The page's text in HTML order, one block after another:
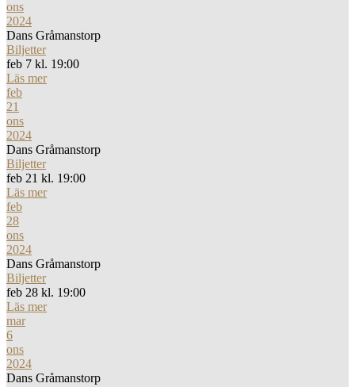
ons
2024
Dans Gråmanstorp
Biljetter
feb 7 kl. 19:00
Läs mer
feb
21
ons
2024
Dans Gråmanstorp
Biljetter
feb 21 kl. 19:00
Läs mer
feb
28
ons
2024
Dans Gråmanstorp
Biljetter
feb 28 kl. 19:00
Läs mer
mar
6
ons
2024
Dans Gråmanstorp